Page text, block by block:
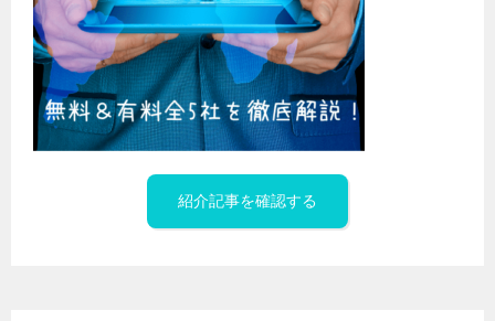
紹介記事を確認する